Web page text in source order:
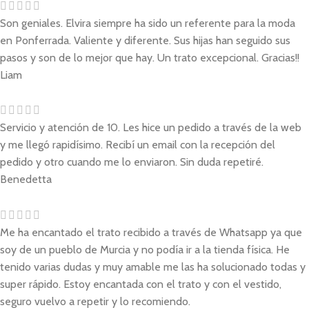
Son geniales. Elvira siempre ha sido un referente para la moda
en Ponferrada. Valiente y diferente. Sus hijas han seguido sus
pasos y son de lo mejor que hay. Un trato excepcional. Gracias!!
Liam
Servicio y atención de 10. Les hice un pedido a través de la web
y me llegó rapidísimo. Recibí un email con la recepción del
pedido y otro cuando me lo enviaron. Sin duda repetiré.
Benedetta
Me ha encantado el trato recibido a través de Whatsapp ya que
soy de un pueblo de Murcia y no podía ir a la tienda física. He
tenido varias dudas y muy amable me las ha solucionado todas y
super rápido. Estoy encantada con el trato y con el vestido,
seguro vuelvo a repetir y lo recomiendo.